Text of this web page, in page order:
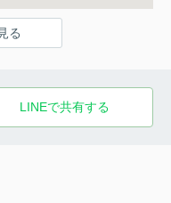
る
LINEで共有する